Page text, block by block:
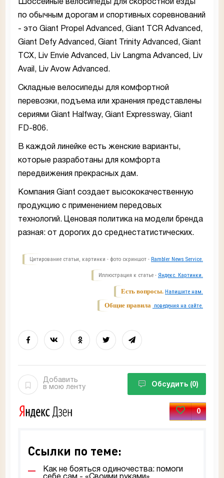
Шоссейные велосипеды для скоростной езды
по обычным дорогам и спортивных соревнований
- это Giant Propel Advanced, Giant TCR Advanced,
Giant Defy Advanced, Giant Trinity Advanced, Giant
TCX, Liv Envie Advanced, Liv Langma Advanced, Liv
Avail, Liv Avow Advanced.
Складные велосипеды для комфортной
перевозки, подъема или хранения представлены
сериями Giant Halfway, Giant Expressway, Giant
FD-806.
В каждой линейке есть женские варианты,
которые разработаны для комфорта
передвижения прекрасных дам.
Компания Giant создает высококачественную
продукцию с применением передовых
технологий. Ценовая политика на модели бренда
разная: от дорогих до среднестатистических.
Цитирование статьи, картинки - фото скриншот - Rambler News Service.
Иллюстрация к статье - Яндекс. Картинки.
Есть вопросы. Напишите нам.
Общие правила поведения на сайте.
Добавить
в мою ленту
Обсудить (0)
0
Ссылки по теме:
Как не бояться одиночества: помоги